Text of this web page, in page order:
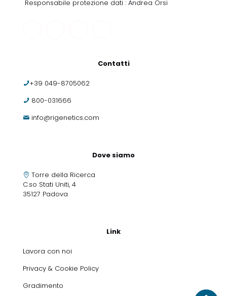
Responsabile protezione dati : Andrea Orsi
Contatti
+39 049-8705062
800-031666
info@rigenetics.com
Dove siamo
Torre della Ricerca
C.so Stati Uniti, 4
35127 Padova
Link
Lavora con noi
Privacy & Cookie Policy
Gradimento